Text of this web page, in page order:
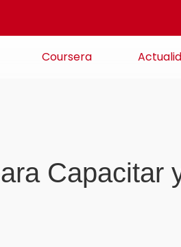
Coursera
Capacitar